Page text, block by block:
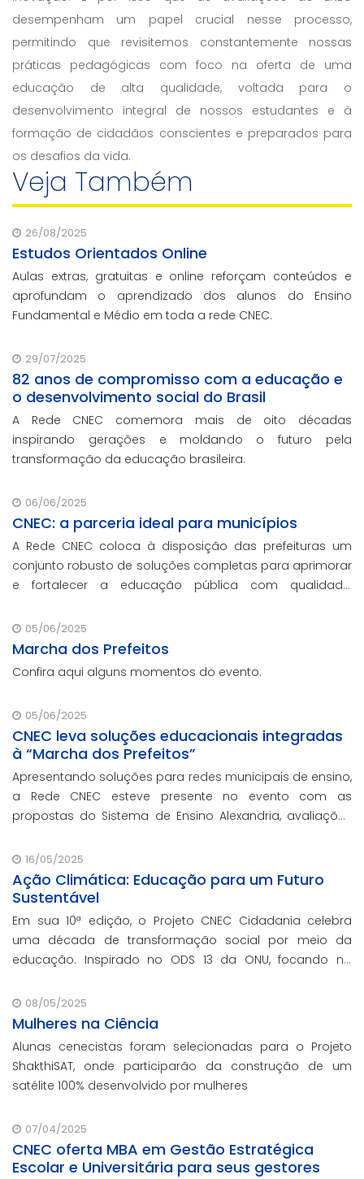
desempenham um papel crucial nesse processo,
permitindo que revisitemos constantemente nossas
práticas pedagógicas com foco na oferta de uma
educação de alta qualidade, voltada para o
desenvolvimento integral de nossos estudantes e à
formação de cidadãos conscientes e preparados para
os desafios da vida.
Veja Também
26/08/2025
Estudos Orientados Online
Aulas extras, gratuitas e online reforçam conteúdos e
aprofundam o aprendizado dos alunos do Ensino
Fundamental e Médio em toda a rede CNEC.
29/07/2025
82 anos de compromisso com a educação e
o desenvolvimento social do Brasil
A Rede CNEC comemora mais de oito décadas
inspirando gerações e moldando o futuro pela
transformação da educação brasileira.
06/06/2025
CNEC: a parceria ideal para municípios
A Rede CNEC coloca à disposição das prefeituras um
conjunto robusto de soluções completas para aprimorar
e fortalecer a educação pública com qualidade,
que não participaram da Marcha dos Prefeito
05/06/2025
Marcha dos Prefeitos
Confira aqui alguns momentos do evento.
05/06/2025
CNEC leva soluções educacionais integradas
à “Marcha dos Prefeitos”
Apresentando soluções para redes municipais de ensino,
a Rede CNEC esteve presente no evento com as
propostas do Sistema de Ensino Alexandria, avaliações
escolar e parcerias com prefeituras durante ev
16/05/2025
Ação Climática: Educação para um Futuro
Sustentável
Em sua 10ª edição, o Projeto CNEC Cidadania celebra
uma década de transformação social por meio da
educação. Inspirado no ODS 13 da ONU, focando no
promoção da sustentabilidade.
08/05/2025
Mulheres na Ciência
Alunas cenecistas foram selecionadas para o Projeto
ShakthiSAT, onde participarão da construção de um
satélite 100% desenvolvido por mulheres
07/04/2025
CNEC oferta MBA em Gestão Estratégica
Escolar e Universitária para seus gestores